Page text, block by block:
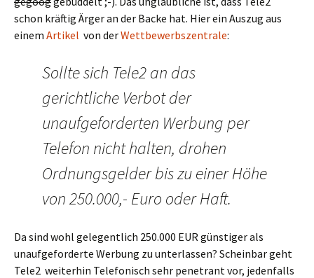
schon kräftig Ärger an der Backe hat. Hier ein Auszug aus
einem Artikel von derWettbewerbszentrale:
Sollte sich Tele2 an das
gerichtliche Verbot der
unaufgeforderten Werbung per
Telefon nicht halten, drohen
Ordnungsgelder bis zu einer Höhe
von 250.000,- Euro oder Haft.
Da sind wohl gelegentlich 250.000 EUR günstiger als
unaufgeforderte Werbung zu unterlassen? Scheinbar geht
Tele2 weiterhin Telefonisch sehr penetrant vor, jedenfalls